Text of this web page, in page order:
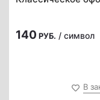
140 РУБ. / символ
В